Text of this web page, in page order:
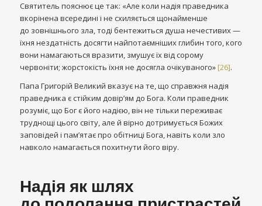
Святитель пояснює це так: «Але коли надія праведника
вкорінена всередині і не схиляється щонайменше
до зовнішнього зла, тоді бентежиться душа нечестивих —
їхня нездатність досягти найпотаємніших глибин того, кого
вони намагаються вразити, змушує їх від сорому
червоніти; жорстокість їхня не досягла очікуваного»[26].
Папа Григорій Великий вказує на те, що справжня надія
праведника є стійким довір’ям до Бога. Коли праведник
розуміє, що Бог є його надією, він не тільки переживає
труднощі цього світу, але й вірно дотримується Божих
заповідей і пам’ятає про обітниці Бога, навіть коли зло
навколо намагається похитнути його віру.
Надія як шлях